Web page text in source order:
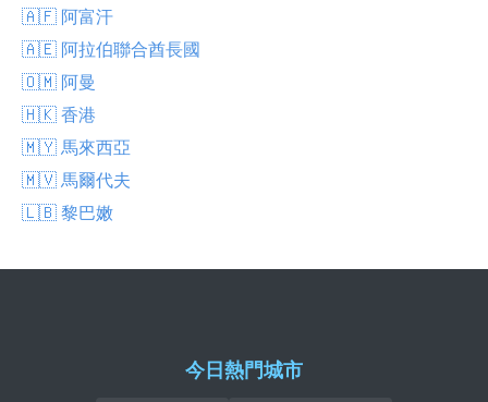
🇦🇫 阿富汗
🇦🇪 阿拉伯聯合酋長國
🇴🇲 阿曼
🇭🇰 香港
🇲🇾 馬來西亞
🇲🇻 馬爾代夫
🇱🇧 黎巴嫩
今日熱門城市